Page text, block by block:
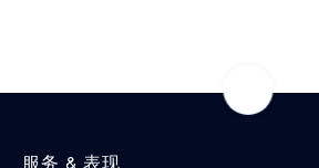
服务 & 表现